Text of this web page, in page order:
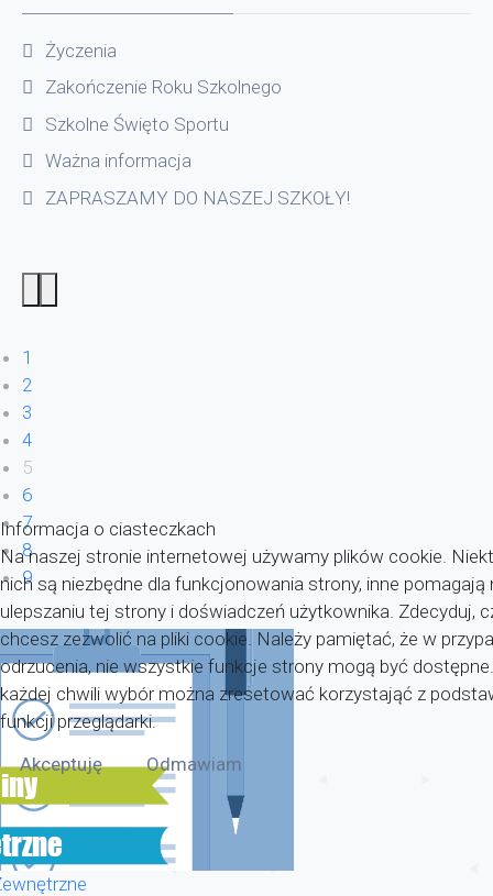
Życzenia
Zakończenie Roku Szkolnego
Szkolne Święto Sportu
Ważna informacja
ZAPRASZAMY DO NASZEJ SZKOŁY!
1
2
3
4
5
6
7
8
9
Informacja o ciasteczkach
Na naszej stronie internetowej używamy plików cookie.
nich są niezbędne dla funkcjonowania strony, inne pomagają
ulepszaniu tej strony i doświadczeń użytkownika. Zdecyduj,
chcesz zezwolić na pliki cookie. Należy pamiętać, że w
odrzucenia, nie wszystkie funkcje strony mogą być
każdej chwili wybór można zresetować korzystająć z
funkcji przeglądarki.
Akceptuję
Odmawiam